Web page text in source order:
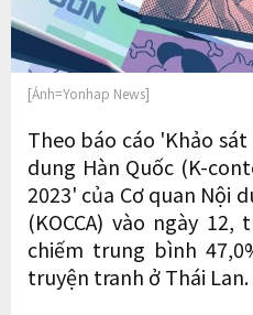
[Ảnh=Yonhap News]
Theo báo cáo 'Khảo
dung Hàn Quốc (K-
2023' của Cơ quan Nội
(KOCCA) vào ngày
chiếm trung bình
truyện tranh ở Thái Lan.